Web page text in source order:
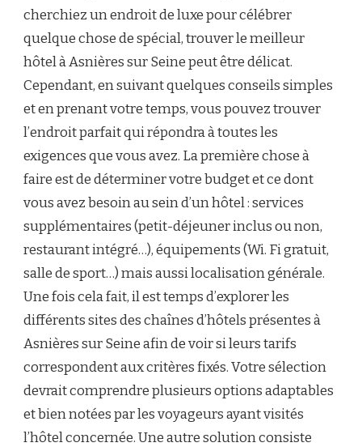
cherchiez un endroit de luxe pour célébrer
quelque chose de spécial, trouver le meilleur
hôtel à Asnières sur Seine peut être délicat.
Cependant, en suivant quelques conseils simples
et en prenant votre temps, vous pouvez trouver
l’endroit parfait qui répondra à toutes les
exigences que vous avez. La première chose à
faire est de déterminer votre budget et ce dont
vous avez besoin au sein d’un hôtel : services
supplémentaires (petit-déjeuner inclus ou non,
restaurant intégré…), équipements (Wi. Fi gratuit,
salle de sport…) mais aussi localisation générale.
Une fois cela fait, il est temps d’explorer les
différents sites des chaînes d’hôtels présentes à
Asnières sur Seine afin de voir si leurs tarifs
correspondent aux critères fixés. Votre sélection
devrait comprendre plusieurs options adaptables
et bien notées par les voyageurs ayant visités
l’hôtel concernée. Une autre solution consiste